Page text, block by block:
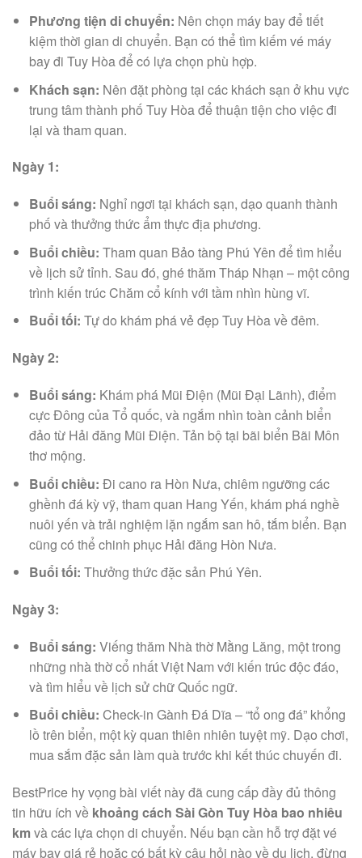
Phương tiện di chuyển: Nên chọn máy bay để tiết
kiệm thời gian di chuyển. Bạn có thể tìm kiếm vé máy
bay đi Tuy Hòa để có lựa chọn phù hợp.
Khách sạn: Nên đặt phòng tại các khách sạn ở khu vực
trung tâm thành phố Tuy Hòa để thuận tiện cho việc đi
lại và tham quan.
Ngày 1:
Buổi sáng: Nghỉ ngơi tại khách sạn, dạo quanh thành
phố và thưởng thức ẩm thực địa phương.
Buổi chiều: Tham quan Bảo tàng Phú Yên để tìm hiểu
về lịch sử tỉnh. Sau đó, ghé thăm Tháp Nhạn – một công
trình kiến trúc Chăm cổ kính với tầm nhìn hùng vĩ.
Buổi tối: Tự do khám phá vẻ đẹp Tuy Hòa về đêm.
Ngày 2:
Buổi sáng: Khám phá Mũi Điện (Mũi Đại Lãnh), điểm
cực Đông của Tổ quốc, và ngắm nhìn toàn cảnh biển
đảo từ Hải đăng Mũi Điện. Tản bộ tại bãi biển Bãi Môn
thơ mộng.
Buổi chiều: Đi cano ra Hòn Nưa, chiêm ngưỡng các
ghềnh đá kỳ vỹ, tham quan Hang Yến, khám phá nghề
nuôi yến và trải nghiệm lặn ngắm san hô, tắm biển. Bạn
cũng có thể chinh phục Hải đăng Hòn Nưa.
Buổi tối: Thưởng thức đặc sản Phú Yên.
Ngày 3:
Buổi sáng: Viếng thăm Nhà thờ Mằng Lăng, một trong
những nhà thờ cổ nhất Việt Nam với kiến trúc độc đáo,
và tìm hiểu về lịch sử chữ Quốc ngữ.
Buổi chiều: Check-in Gành Đá Dĩa – “tổ ong đá” khổng
lồ trên biển, một kỳ quan thiên nhiên tuyệt mỹ. Dạo chơi,
mua sắm đặc sản làm quà trước khi kết thúc chuyến đi.
BestPrice hy vọng bài viết này đã cung cấp đầy đủ thông
tin hữu ích về khoảng cách Sài Gòn Tuy Hòa bao nhiêu
kmvà các lựa chọn di chuyển. Nếu bạn cần hỗ trợ đặt vé
máy bay giá rẻ hoặc có bất kỳ câu hỏi nào về du lịch, đừng